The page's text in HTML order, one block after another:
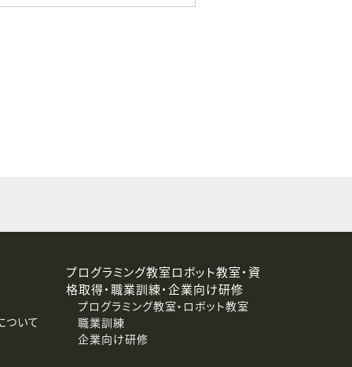
および第三者への提供停止）
ついて
プログラミング教室ロボット教室・資
格取得・職業訓練・企業向け研修
プログラミング教室・ロボット教室
職業訓練
企業向け研修